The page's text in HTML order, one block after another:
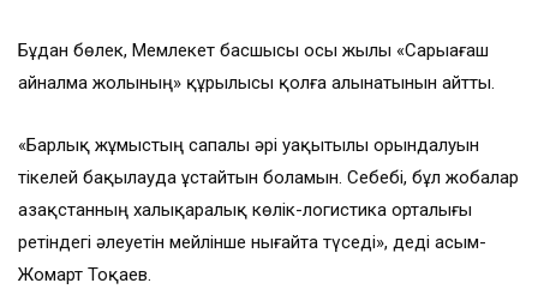
Бұдан бөлек, Мемлекет басшысы осы жылы «Сарыағаш
айналма жолының» құрылысы қолға алынатынын айтты.
«Барлық жұмыстың сапалы әрі уақытылы орындалуын
тікелей бақылауда ұстайтын боламын. Себебі, бұл жобалар
Қазақстанның халықаралық көлік-логистика орталығы
ретіндегі әлеуетін мейлінше нығайта түседі», деді Қасым-
Жомарт Тоқаев.